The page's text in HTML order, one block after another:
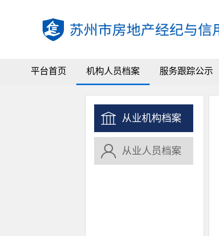
平台首页 机构人员档案 服务跟踪公示
从业机构档案
从业人员档案